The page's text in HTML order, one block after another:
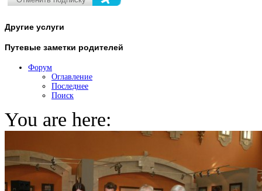
Другие услуги
Путевые заметки родителей
Форум
Оглавление
Последнее
Поиск
You are here: